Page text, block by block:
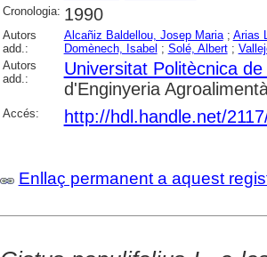
Cronologia: 1990
Autors
add.:
Alcañiz Baldellou, Josep Maria; Arias
Domènech, Isabel ; Solé, Albert;
Autors
add.:
Universitat Politècnica
d'Enginyeria
Accés: http://hdl.handle.net/
Enllaç permanent a aquest